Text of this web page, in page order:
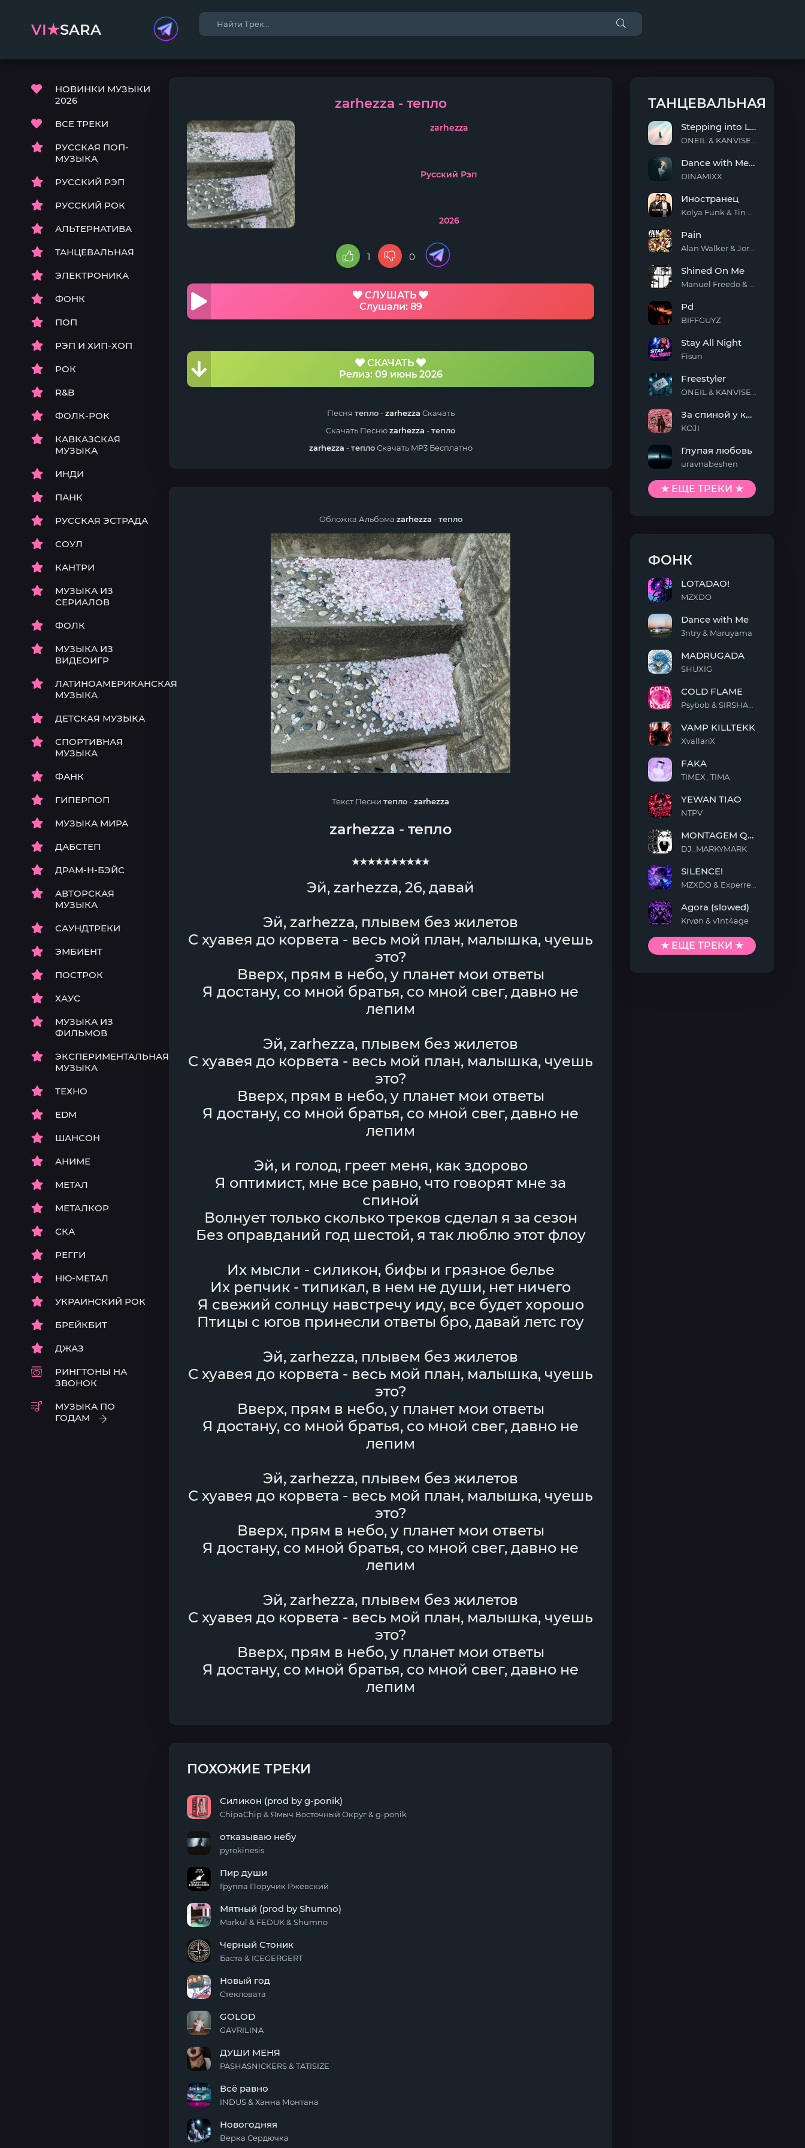
VI★SARA
НОВИНКИ МУЗЫКИ
2026
ВСЕ ТРЕКИ
РУССКАЯ ПОП-
МУЗЫКА
РУССКИЙ РЭП
РУССКИЙ РОК
АЛЬТЕРНАТИВА
ТАНЦЕВАЛЬНАЯ
ЭЛЕКТРОНИКА
ФОНК
ПОП
РЭП И ХИП-ХОП
РОК
R&B
ФОЛК-РОК
КАВКАЗСКАЯ
МУЗЫКА
ИНДИ
ПАНК
РУССКАЯ ЭСТРАДА
СОУЛ
КАНТРИ
МУЗЫКА ИЗ
СЕРИАЛОВ
ФОЛК
МУЗЫКА ИЗ
ВИДЕОИГР
ЛАТИНОАМЕРИКАНСКАЯ
МУЗЫКА
ДЕТСКАЯ МУЗЫКА
СПОРТИВНАЯ
МУЗЫКА
ФАНК
ГИПЕРПОП
МУЗЫКА МИРА
ДАБСТЕП
ДРАМ-Н-БЭЙС
АВТОРСКАЯ
МУЗЫКА
САУНДТРЕКИ
ЭМБИЕНТ
ПОСТРОК
ХАУС
МУЗЫКА ИЗ
ФИЛЬМОВ
ЭКСПЕРИМЕНТАЛЬНАЯ
МУЗЫКА
ТЕХНО
EDM
ШАНСОН
АНИМЕ
МЕТАЛ
МЕТАЛКОР
СКА
РЕГГИ
НЮ-МЕТАЛ
УКРАИНСКИЙ РОК
БРЕЙКБИТ
ДЖАЗ
РИНГТОНЫ НА
ЗВОНОК
МУЗЫКА ПО
ГОДАМ
zarhezza - тепло
zarhezza
Русский Рэп
2026
1 0
СЛУШАТЬ
Слушали: 89
СКАЧАТЬ
Релиз: 09 июнь 2026
Песня тепло-zarhezza Скачать
Скачать Песнюzarhezza -тепло
zarhezza -теплоСкачать MP3 Бесплатно
Обложка Альбома zarhezza -тепло
Текст Песни тепло-zarhezza
zarhezza - тепло
★★★★★★★★★★
Эй, zarhezza, 26, давай
Эй, zarhezza, плывем без жилетов
С хуавея до корвета - весь мой план, малышка, чуешь
это?
Вверх, прям в небо, у планет мои ответы
Я достану, со мной братья, со мной свег, давно не
лепим
Эй, zarhezza, плывем без жилетов
С хуавея до корвета - весь мой план, малышка, чуешь
это?
Вверх, прям в небо, у планет мои ответы
Я достану, со мной братья, со мной свег, давно не
лепим
Эй, и голод, греет меня, как здорово
Я оптимист, мне все равно, что говорят мне за
спиной
Волнует только сколько треков сделал я за сезон
Без оправданий год шестой, я так люблю этот флоу
Их мысли - силикон, бифы и грязное белье
Их репчик - типикал, в нем не души, нет ничего
Я свежий солнцу навстречу иду, все будет хорошо
Птицы с югов принесли ответы бро, давай летс гоу
Эй, zarhezza, плывем без жилетов
С хуавея до корвета - весь мой план, малышка, чуешь
это?
Вверх, прям в небо, у планет мои ответы
Я достану, со мной братья, со мной свег, давно не
лепим
Эй, zarhezza, плывем без жилетов
С хуавея до корвета - весь мой план, малышка, чуешь
это?
Вверх, прям в небо, у планет мои ответы
Я достану, со мной братья, со мной свег, давно не
лепим
Эй, zarhezza, плывем без жилетов
С хуавея до корвета - весь мой план, малышка, чуешь
это?
Вверх, прям в небо, у планет мои ответы
Я достану, со мной братья, со мной свег, давно не
лепим
ПОХОЖИЕ ТРЕКИ
(prod
by g-
Силикон (prod by g-ponik)
ChipaChip & Ямыч Восточный Округ & g-ponik
небу
отказываю небу
pyrokinesis
души
Пир души
Группа Поручик Ржевский
(prod
by
Мятный (prod by Shumno)
Markul & FEDUK & Shumno
Стоник
Черный Стоник
Баста & ICEGERGERT
год
Новый год
Стекловата
GOLOD
GAVRILINA
МЕНЯ
ДУШИ МЕНЯ
PASHASNICKERS & TATISIZE
равно
Всё равно
INDUS & Ханна Монтана
Новогодняя
Верка Сердючка
ТАНЦЕВАЛЬНАЯ
into
Light
Stepping into Light
with
Me
Dance with Me Tonight
DINAMIXX
Иностранец
Pain
On
Me
Shined On Me
Pd
BIFFGUYZ
All
Night
Stay All Night
Fisun
Freestyler
спиной
у
За спиной у кисы
KOJI
любовь
Глупая любовь
uravnabeshen
★ ЕЩЕ ТРЕКИ ★
ФОНК
LOTADAO!
MZXDO
with
Me
Dance with Me
3ntry & Maruyama
MADRUGADA
SHUXIG
FLAME
COLD FLAME
KILLTEKK
VAMP KILLTEKK
XvallariX
FAKA
TIMEX_TIMA
TIAO
YEWAN TIAO
NTPV
QUIMENTO
MONTAGEM QUIMENTO
DJ_MARKYMARK
SILENCE!
(slowed)
Agora (slowed)
Krvøn & v1nt4age
★ ЕЩЕ ТРЕКИ ★